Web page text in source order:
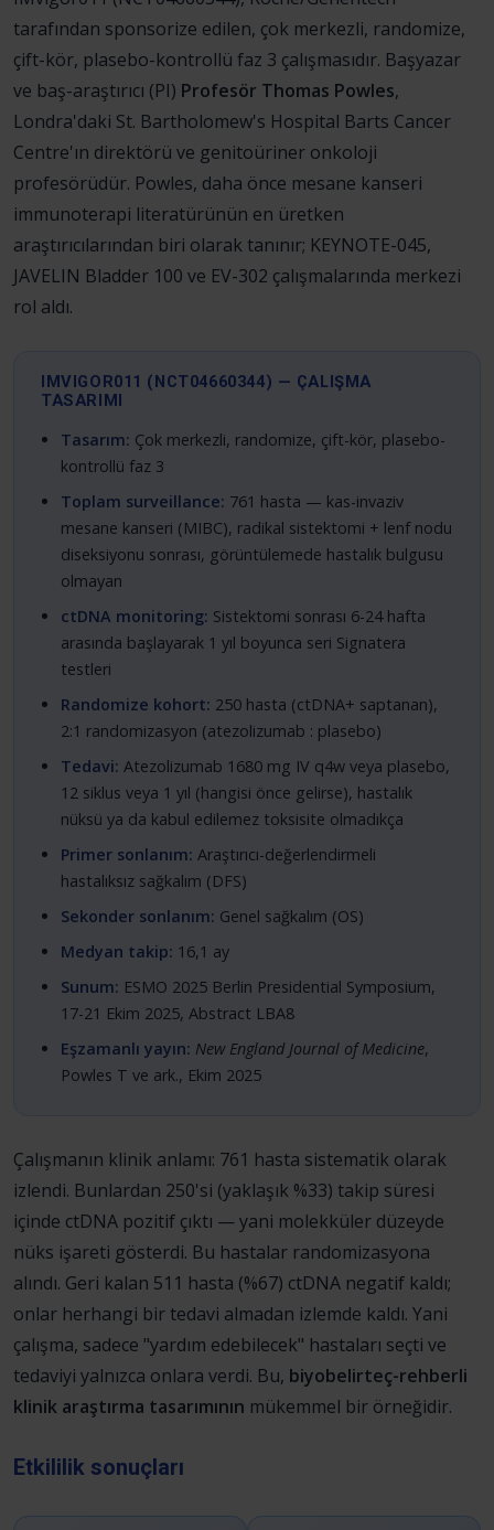
tarafından sponsorize edilen, çok merkezli, randomize,
çift-kör, plasebo-kontrollü faz 3 çalışmasıdır. Başyazar
ve baş-araştırıcı (PI) Profesör Thomas Powles,
Londra'daki St. Bartholomew's Hospital Barts Cancer
Centre'ın direktörü ve genitoüriner onkoloji
profesörüdür. Powles, daha önce mesane kanseri
immunoterapi literatürünün en üretken
araştırıcılarından biri olarak tanınır; KEYNOTE-045,
JAVELIN Bladder 100 ve EV-302 çalışmalarında merkezi
rol aldı.
IMVIGOR011 (NCT04660344) — ÇALIŞMA
TASARIMI
Tasarım: Çok merkezli, randomize, çift-kör, plasebo-
kontrollü faz 3
Toplam surveillance: 761 hasta — kas-invaziv
mesane kanseri (MIBC), radikal sistektomi + lenf nodu
diseksiyonu sonrası, görüntülemede hastalık bulgusu
olmayan
ctDNA monitoring: Sistektomi sonrası 6-24 hafta
arasında başlayarak 1 yıl boyunca seri Signatera
testleri
Randomize kohort: 250 hasta (ctDNA+ saptanan),
2:1 randomizasyon (atezolizumab : plasebo)
Tedavi: Atezolizumab 1680 mg IV q4w veya plasebo,
12 siklus veya 1 yıl (hangisi önce gelirse), hastalık
nüksü ya da kabul edilemez toksisite olmadıkça
Primer sonlanım: Araştırıcı-değerlendirmeli
hastalıksız sağkalım (DFS)
Sekonder sonlanım: Genel sağkalım (OS)
Medyan takip: 16,1 ay
Sunum: ESMO 2025 Berlin Presidential Symposium,
17-21 Ekim 2025, Abstract LBA8
Eşzamanlı yayın: New England Journal of Medicine,
Powles T ve ark., Ekim 2025
Çalışmanın klinik anlamı: 761 hasta sistematik olarak
izlendi. Bunlardan 250'si (yaklaşık %33) takip süresi
içinde ctDNA pozitif çıktı — yani molekküler düzeyde
nüks işareti gösterdi. Bu hastalar randomizasyona
alındı. Geri kalan 511 hasta (%67) ctDNA negatif kaldı;
onlar herhangi bir tedavi almadan izlemde kaldı. Yani
çalışma, sadece "yardım edebilecek" hastaları seçti ve
tedaviyi yalnızca onlara verdi. Bu, biyobelirteç-rehberli
klinik araştırma tasarımının mükemmel bir örneğidir.
Etkililik sonuçları